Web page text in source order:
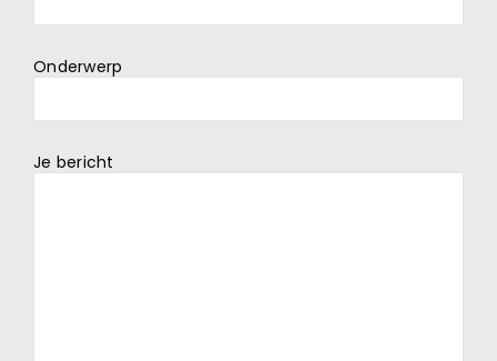
Onderwerp
Je bericht